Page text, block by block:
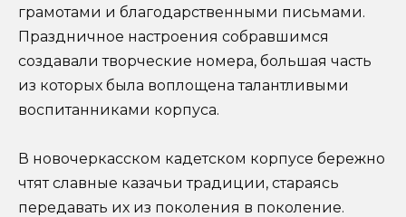
грамотами и благодарственными письмами.
Праздничное настроения собравшимся
создавали творческие номера, большая часть
из которых была воплощена талантливыми
воспитанниками корпуса.
В новочеркасском кадетском корпусе бережно
чтят славные казачьи традиции, стараясь
передавать их из поколения в поколение.